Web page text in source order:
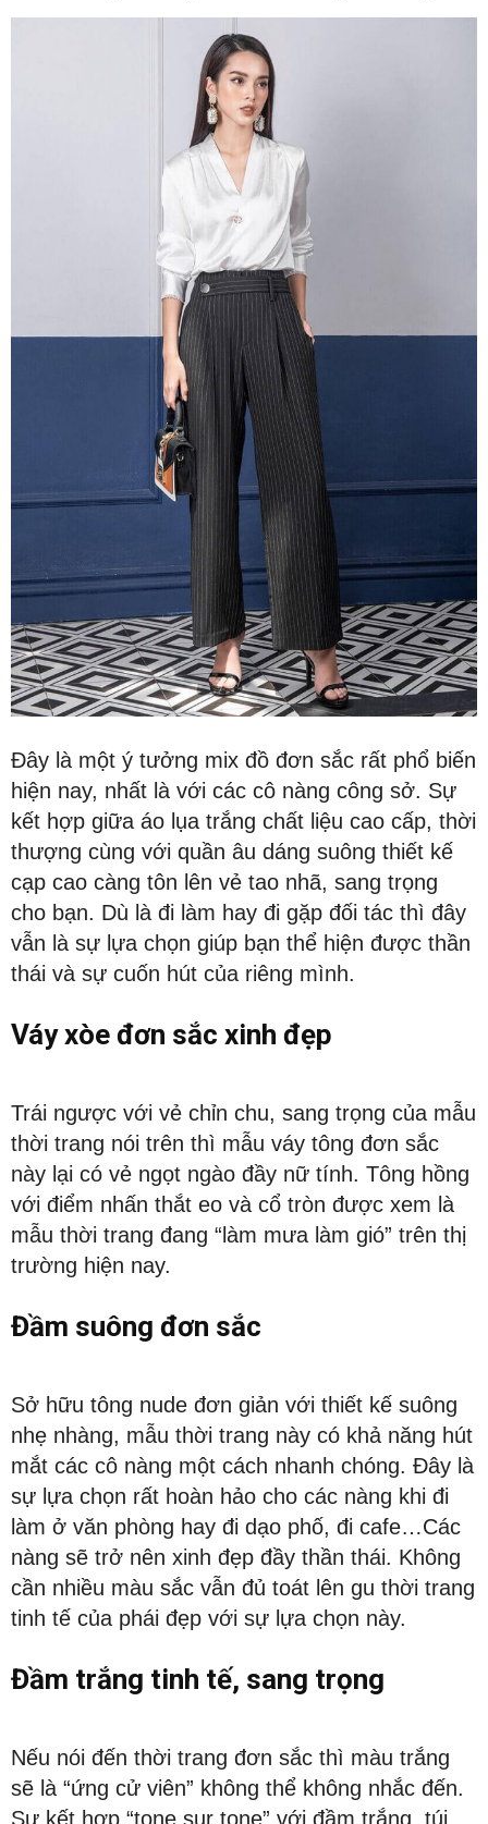
Đây là một ý tưởng mix đồ đơn sắc rất phổ biến
hiện nay, nhất là với các cô nàng công sở. Sự
kết hợp giữa áo lụa trắng chất liệu cao cấp, thời
thượng cùng với quần âu dáng suông thiết kế
cạp cao càng tôn lên vẻ tao nhã, sang trọng
cho bạn. Dù là đi làm hay đi gặp đối tác thì đây
vẫn là sự lựa chọn giúp bạn thể hiện được thần
thái và sự cuốn hút của riêng mình.
Váy xòe đơn sắc xinh đẹp
Trái ngược với vẻ chỉn chu, sang trọng của mẫu
thời trang nói trên thì mẫu váy tông đơn sắc
này lại có vẻ ngọt ngào đầy nữ tính. Tông hồng
với điểm nhấn thắt eo và cổ tròn được xem là
mẫu thời trang đang “làm mưa làm gió” trên thị
trường hiện nay.
Đầm suông đơn sắc
Sở hữu tông nude đơn giản với thiết kế suông
nhẹ nhàng, mẫu thời trang này có khả năng hút
mắt các cô nàng một cách nhanh chóng. Đây là
sự lựa chọn rất hoàn hảo cho các nàng khi đi
làm ở văn phòng hay đi dạo phố, đi cafe…Các
nàng sẽ trở nên xinh đẹp đầy thần thái. Không
cần nhiều màu sắc vẫn đủ toát lên gu thời trang
tinh tế của phái đẹp với sự lựa chọn này.
Đầm trắng tinh tế, sang trọng
Nếu nói đến thời trang đơn sắc thì màu trắng
sẽ là “ứng cử viên” không thể không nhắc đến.
Sự kết hợp “tone sur tone” với đầm trắng, túi